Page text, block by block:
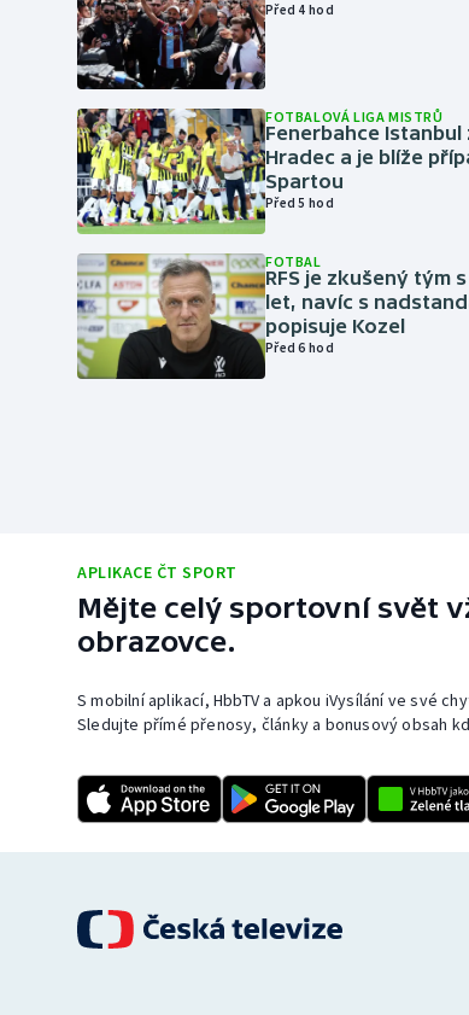
Před 4 hod
FOTBALOVÁ LIGA MISTRŮ
Fenerbahce
Hradec a je blíže
Spartou
Před 5 hod
FOTBAL
RFS je zkušený tým
let, navíc s
popisuje Kozel
Před 6 hod
APLIKACE ČT SPORT
Mějte celý sportovní svět
obrazovce.
S mobilní aplikací, HbbTV a apkou iVysílání ve své
Sledujte přímé přenosy, články a bonusový obsah